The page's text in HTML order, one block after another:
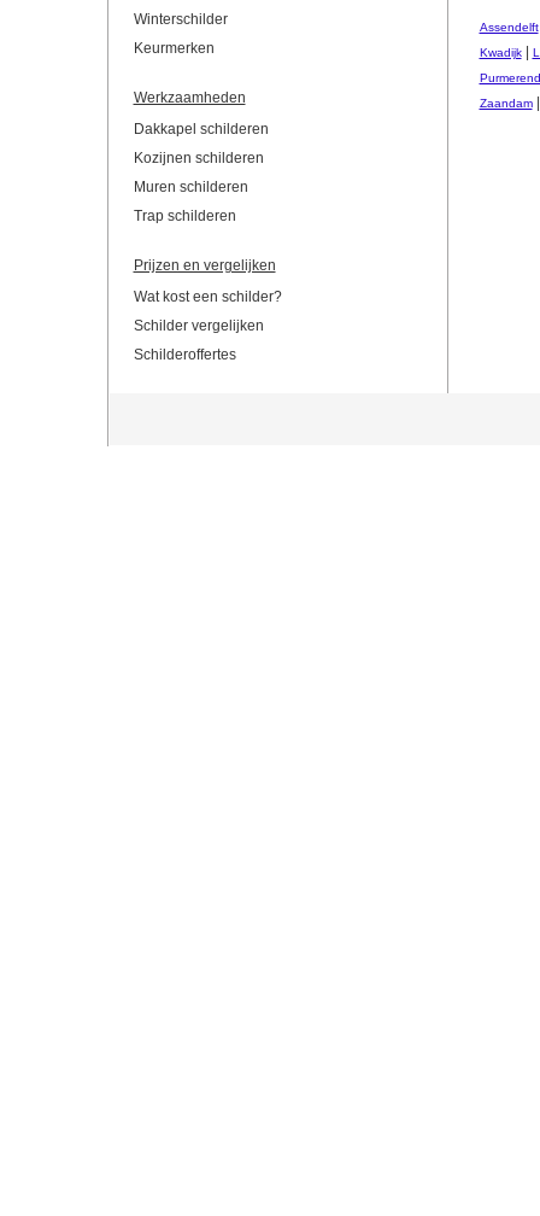
Winterschilder
Keurmerken
Werkzaamheden
Dakkapel schilderen
Kozijnen schilderen
Muren schilderen
Trap schilderen
Prijzen en vergelijken
Wat kost een schilder?
Schilder vergelijken
Schilderoffertes
Assendelft
Kwadijk|
Purmerend
Zaandam